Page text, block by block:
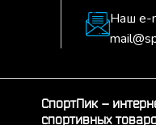
Наш e-
СпортПик –
спортивных